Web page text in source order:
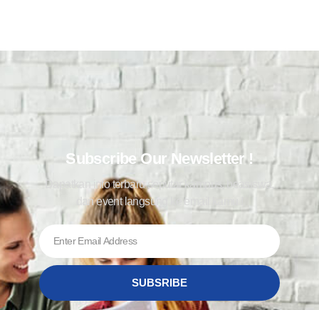
Subscribe Our Newsletter !
Dapatkan info terbaru seputar kampus, beasiswa,
dan event langsung ke email kamu !
SUBSRIBE